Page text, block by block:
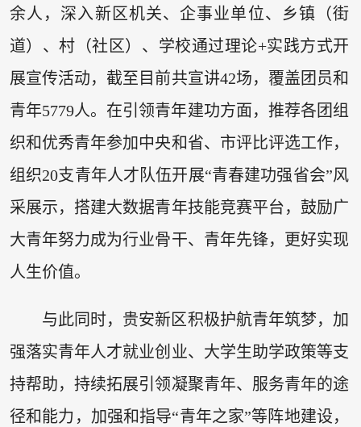
余人，深入新区机关、企事业单位、乡镇（街
道）、村（社区）、学校通过理论+实践方式开
展宣传活动，截至目前共宣讲42场，覆盖团员和
青年5779人。在引领青年建功方面，推荐各团组
织和优秀青年参加中央和省、市评比评选工作，
组织20支青年人才队伍开展“青春建功强省会”风
采展示，搭建大数据青年技能竞赛平台，鼓励广
大青年努力成为行业骨干、青年先锋，更好实现
人生价值。
与此同时，贵安新区积极护航青年筑梦，加
强落实青年人才就业创业、大学生助学政策等支
持帮助，持续拓展引领凝聚青年、服务青年的途
径和能力，加强和指导“青年之家”等阵地建设，